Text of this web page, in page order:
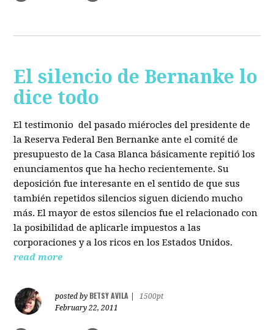
El silencio de Bernanke lo
dice todo
El testimonio del pasado miérocles del presidente de
la Reserva Federal Ben Bernanke ante el comité de
presupuesto de la Casa Blanca básicamente repitió los
enunciamentos que ha hecho recientemente. Su
deposición fue interesante en el sentido de que sus
también repetidos silencios siguen diciendo mucho
más. El mayor de estos silencios fue el relacionado con
la posibilidad de aplicarle impuestos a las
corporaciones y a los ricos en los Estados Unidos.
read more
posted by BETSY AVILA
1500pt
February 22, 2011